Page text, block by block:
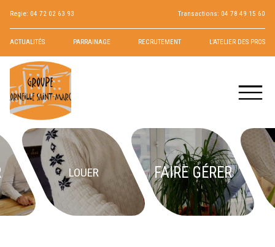
Regie: 04 72 02 63 93 Transactions: 04 78 49 15 60
ACTUALITÉS PARRAINAGE RECRUTEMENT L’ATELIER DES PROS
LOUER FAIRE GÉRER